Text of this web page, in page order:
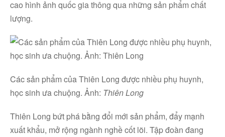
cao hình ảnh quốc gia thông qua những sản phẩm chất
lượng.
Các sản phẩm của Thiên Long được nhiều phụ huynh,
học sinh ưa chuộng. Ảnh: Thiên Long
Thiên Long bứt phá bằng đổi mới sản phẩm, đẩy mạnh
xuất khẩu, mở rộng ngành nghề cốt lõi. Tập đoàn đang
Facebook